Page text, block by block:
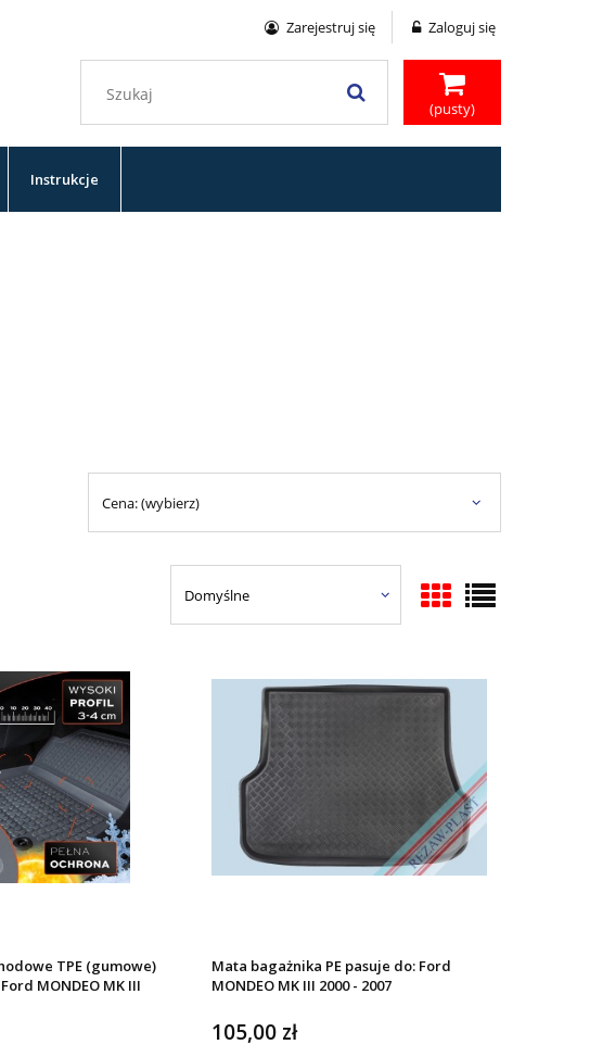
Zarejestruj się Zaloguj się
(pusty)
Instrukcje
Cena: (wybierz)
TPE (gumowe)
MONDEO MK III
Mata bagażnika PE pasuje do: Ford
MONDEO MK III 2000 - 2007
105,00 zł